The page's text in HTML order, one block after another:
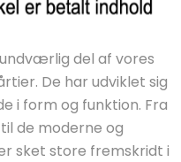
del af vores
De har udviklet sig
i form og funktion. Fra
de moderne og
sket store fremskridt i